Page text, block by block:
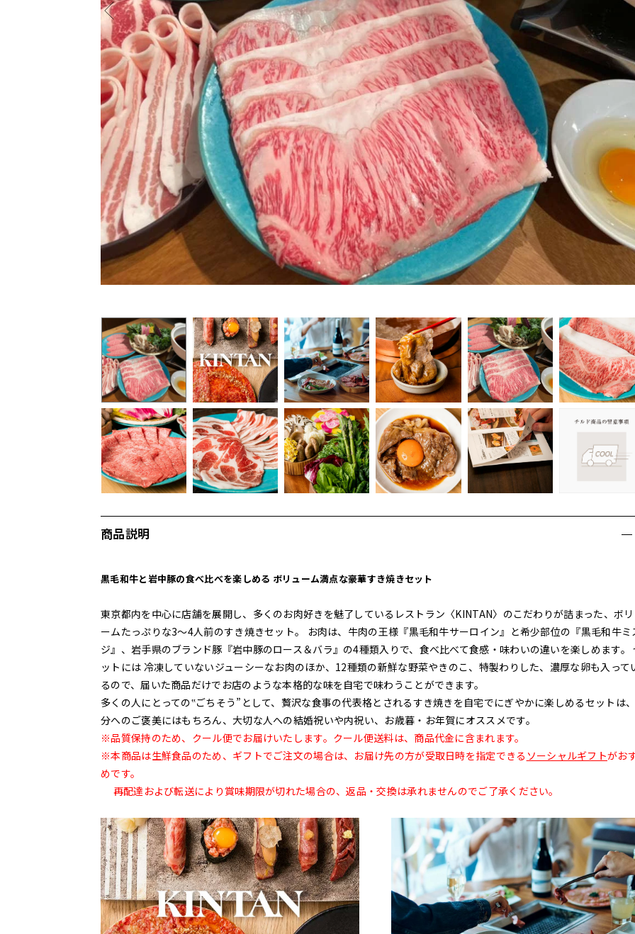
商品説明
黒毛和牛と岩中豚の食べ比べを楽しめる ボリューム満点な豪華すき焼きセット
東京都内を中心に店舗を展開し、多くのお肉好きを魅了しているレストラン〈KINTAN〉のこだわりが詰まった、ボ
ームたっぷりな3～4人前のすき焼きセット。 お肉は、牛肉の王様『黒毛和牛サーロイン』と希少部位の『黒毛和牛ミ
ジ』、岩手県のブランド豚『岩中豚のロース＆バラ』の4種類入りで、食べ比べて食感・味わいの違いを楽しめます。
ットには 冷凍していないジューシーなお肉のほか、12種類の新鮮な野菜やきのこ、特製わりした、濃厚な卵も入って
るので、届いた商品だけでお店のような本格的な味を自宅で味わうことができます。
多くの人にとっての‟ごちそう”として、贅沢な食事の代表格とされるすき焼きを自宅でにぎやかに楽しめるセットは
分へのご褒美にはもちろん、大切な人への結婚祝いや内祝い、お歳暮・お年賀にオススメです。
※品質保持のため、クール便でお届けいたします。クール便送料は、商品代金に含まれます。
※本商品は生鮮食品のため、ギフトでご注文の場合は、お届け先の方が受取日時を指定できる ソーシャルギフトがお
めです。
再配達および転送により賞味期限が切れた場合の、返品・交換は承れませんのでご了承ください。